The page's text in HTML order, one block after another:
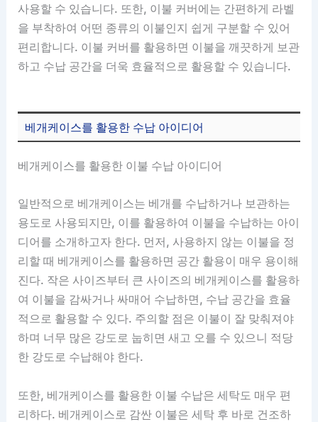
사용할 수 있습니다. 또한, 이불 커버에는 간편하게 라벨
을 부착하여 어떤 종류의 이불인지 쉽게 구분할 수 있어
편리합니다. 이불 커버를 활용하면 이불을 깨끗하게 보관
하고 수납 공간을 더욱 효율적으로 활용할 수 있습니다.
베개케이스를 활용한 수납 아이디어
베개케이스를 활용한 이불 수납 아이디어
일반적으로 베개케이스는 베개를 수납하거나 보관하는
용도로 사용되지만, 이를 활용하여 이불을 수납하는 아이
디어를 소개하고자 한다. 먼저, 사용하지 않는 이불을 정
리할 때 베개케이스를 활용하면 공간 활용이 매우 용이해
진다. 작은 사이즈부터 큰 사이즈의 베개케이스를 활용하
여 이불을 감싸거나 싸매어 수납하면, 수납 공간을 효율
적으로 활용할 수 있다. 주의할 점은 이불이 잘 맞춰져야
하며 너무 많은 강도로 눕히면 새고 오를 수 있으니 적당
한 강도로 수납해야 한다.
또한, 베개케이스를 활용한 이불 수납은 세탁도 매우 편
리하다. 베개케이스로 감싼 이불은 세탁 후 바로 건조하